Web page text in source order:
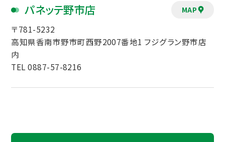
パネッテ野市店
〒781-5232
高知県香南市野市町西野2007番地1 フジグラン野市店
内
TEL 0887-57-8216
MAP